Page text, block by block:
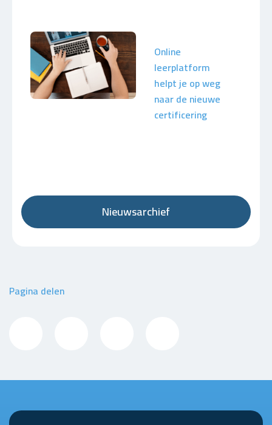
Online
leerplatform
helpt je op weg
naar de nieuwe
certificering
Nieuwsarchief
Pagina delen